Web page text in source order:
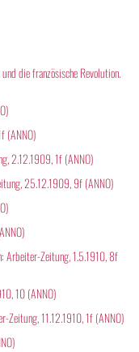
die französische Revolution.
(ANNO)
2.12.1909, 1f (ANNO)
25.12.1909, 9f (ANNO)
Arbeiter-Zeitung, 1.5.1910, 8f
10 (ANNO)
Zeitung, 11.12.1910, 1f (ANNO)